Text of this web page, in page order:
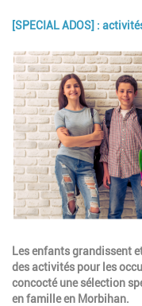
[SPECIAL ADOS] :
Image
Description
Les enfants grandissent
des activités pour les
concocté une sélection
en famille en Morbihan.